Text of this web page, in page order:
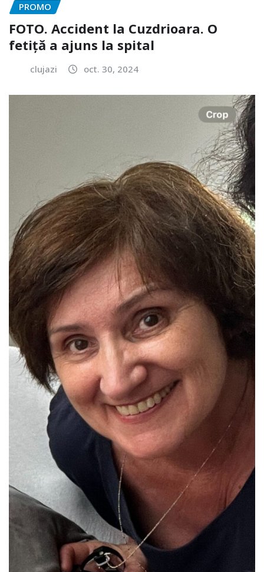
PROMO
FOTO. Accident la Cuzdrioara. O
fetiță a ajuns la spital
clujazi oct. 30, 2024